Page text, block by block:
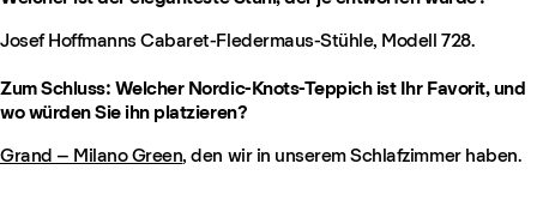
Josef Hoffmanns Cabaret-Fledermaus-Stühle, Modell 728.
Zum Schluss: Welcher Nordic-Knots-Teppich ist Ihr Favorit, und
wo würden Sie ihn platzieren?
Grand – Milano Green, den wir in unserem Schlafzimmer haben.